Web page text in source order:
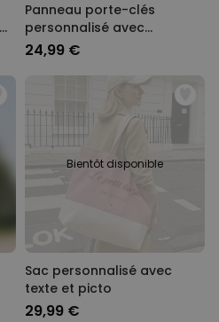
Panneau porte-clés
personnalisé avec
symboles et noms
24,99 €
Bientôt disponible
Sac personnalisé avec
texte et picto
29,99 €